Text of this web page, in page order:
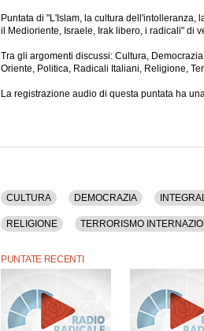
Puntata di "L'Islam, la cultura
il Medioriente, Israele, Irak libero, i radicali" di
Tra gli argomenti discussi: Cultura,
Oriente, Politica, Radicali Italiani, Religione,
La registrazione audio di questa puntata ha
CULTURA DEMOCRAZIA
RELIGIONE TERRORISMO
PUNTATE RECENTI